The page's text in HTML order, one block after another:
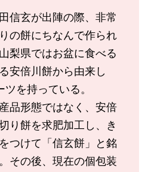
信玄が出陣の際、非常
の餅にちなんで作られ
梨県ではお盆に食べる
安倍川餅から由来し
を持っている。
品形態ではなく、安倍
り餅を求肥加工し、き
つけて「信玄餅」と銘
その後、現在の個包装